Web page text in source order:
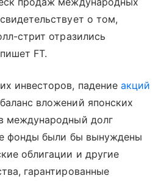
о том,
стрит отразились
FT.
инвесторов, падение акций
вложений японских
международный долг
фонды были бы вынуждены
облигации и другие
гарантированные